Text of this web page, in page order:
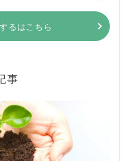
るはこちら
事